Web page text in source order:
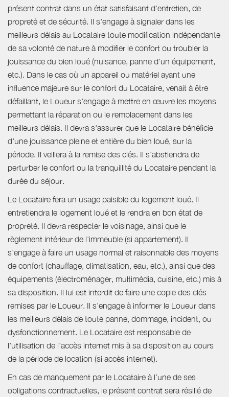
présent contrat dans un état satisfaisant d'entretien, de
propreté et de sécurité. Il s'engage à signaler dans les
meilleurs délais au Locataire toute modification indépendante
de sa volonté de nature à modifier le confort ou troubler la
jouissance du bien loué (nuisance, panne d'un équipement,
etc.). Dans le cas où un appareil ou matériel ayant une
influence majeure sur le confort du Locataire, venait à être
défaillant, le Loueur s'engage à mettre en œuvre les moyens
permettant la réparation ou le remplacement dans les
meilleurs délais. Il devra s'assurer que le Locataire bénéficie
d'une jouissance pleine et entière du bien loué, sur la
période. Il veillera à la remise des clés. Il s'abstiendra de
perturber le confort ou la tranquillité du Locataire pendant la
durée du séjour.
Le Locataire fera un usage paisible du logement loué. Il
entretiendra le logement loué et le rendra en bon état de
propreté. Il devra respecter le voisinage, ainsi que le
règlement intérieur de l'immeuble (si appartement). Il
s'engage à faire un usage normal et raisonnable des moyens
de confort (chauffage, climatisation, eau, etc.), ainsi que des
équipements (électroménager, multimédia, cuisine, etc.) mis à
sa disposition. Il lui est interdit de faire une copie des clés
remises par le Loueur. Il s'engage à informer le Loueur dans
les meilleurs délais de toute panne, dommage, incident, ou
dysfonctionnement. Le Locataire est responsable de
l'utilisation de l'accès internet mis à sa disposition au cours
de la période de location (si accès internet).
En cas de manquement par le Locataire à l’une de ses
obligations contractuelles, le présent contrat sera résilié de